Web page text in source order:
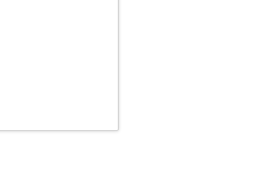
ALCATEL είναι
Με εργονομικό